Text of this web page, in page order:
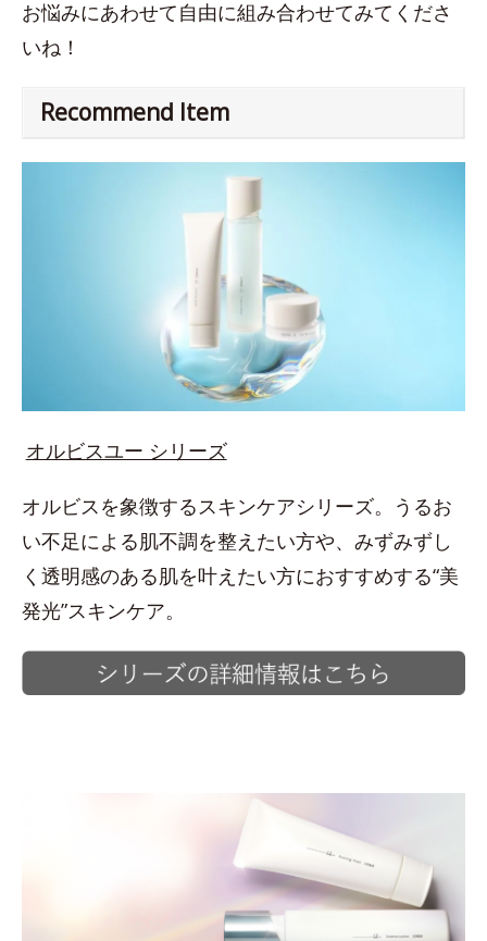
お悩みにあわせて自由に組み合わせてみてくださ
いね！
Recommend Item
オルビスユー シリーズ
オルビスを象徴するスキンケアシリーズ。うるお
い不足による肌不調を整えたい方や、みずみずし
く透明感のある肌を叶えたい方におすすめする“美
発光”スキンケア。